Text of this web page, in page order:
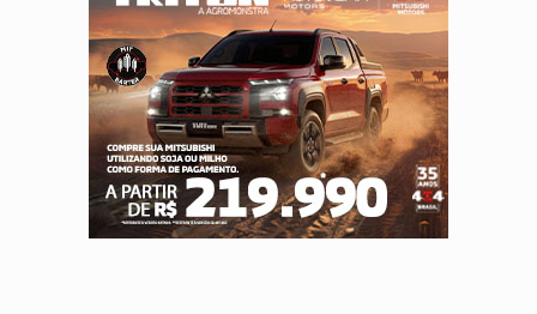
BAIRRO TEIXEIRÃO:MPF cobra regularização fundiária da
SUCESSO NA ABERTURA:2ª Feira Rondônia Empreendedora segue no Espaço
REESTRUTURAÇÃO:Secretário da Seinfra de Porto Velho pede
SAÚDE INDÍGENA: Pirahã terão consultas e exames especializados durante
ECONOMIA:Dia dos pais deve movimentar R$ 8,5 bilhões e RO